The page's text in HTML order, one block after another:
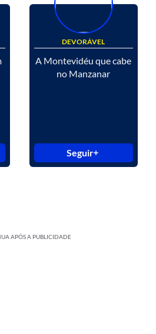
DEVORÁVEL
A Montevidéu que cabe
no Manzanar
Seguir
APÓS A PUBLICIDADE